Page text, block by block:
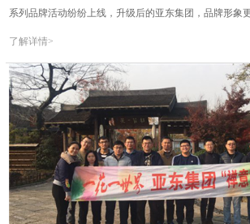
系列品牌活动纷纷上线，升级后的亚东集团，品牌形象更
了解详情>